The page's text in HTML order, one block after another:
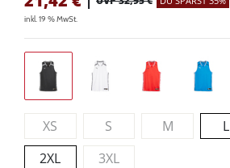
inkl. 19 % MwSt.
XS S M L
2XL
3XL